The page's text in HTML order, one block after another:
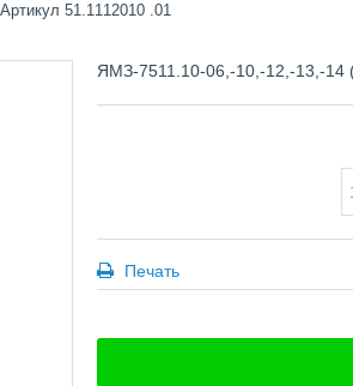
Артикул 51.1112010 .01
ЯМЗ-7511.10-06,-10,-12,-13,-14
Печать